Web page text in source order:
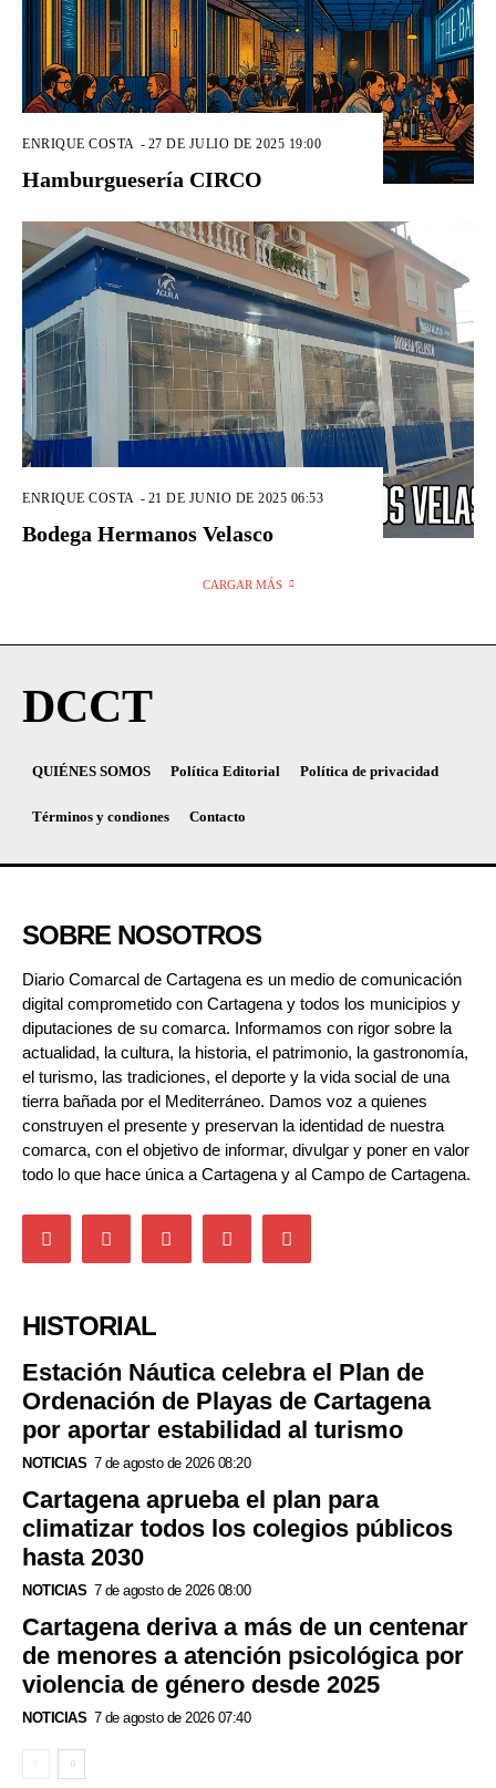
ENRIQUE COSTA - 27 DE JULIO DE 2025 19:00
Hamburguesería CIRCO
ENRIQUE COSTA - 21 DE JUNIO DE 2025 06:53
Bodega Hermanos Velasco
CARGAR MÁS
DCCT
QUIÉNES SOMOS Política Editorial Política de privacidad
Términos y condiones Contacto
SOBRE NOSOTROS
Diario Comarcal de Cartagena es un medio de comunicación
digital comprometido con Cartagena y todos los municipios y
diputaciones de su comarca. Informamos con rigor sobre la
actualidad, la cultura, la historia, el patrimonio, la gastronomía,
el turismo, las tradiciones, el deporte y la vida social de una
tierra bañada por el Mediterráneo. Damos voz a quienes
construyen el presente y preservan la identidad de nuestra
comarca, con el objetivo de informar, divulgar y poner en valor
todo lo que hace única a Cartagena y al Campo de Cartagena.
HISTORIAL
Estación Náutica celebra el Plan de
Ordenación de Playas de Cartagena
por aportar estabilidad al turismo
NOTICIAS 7 de agosto de 2026 08:20
Cartagena aprueba el plan para
climatizar todos los colegios públicos
hasta 2030
NOTICIAS 7 de agosto de 2026 08:00
Cartagena deriva a más de un centenar
de menores a atención psicológica por
violencia de género desde 2025
NOTICIAS 7 de agosto de 2026 07:40